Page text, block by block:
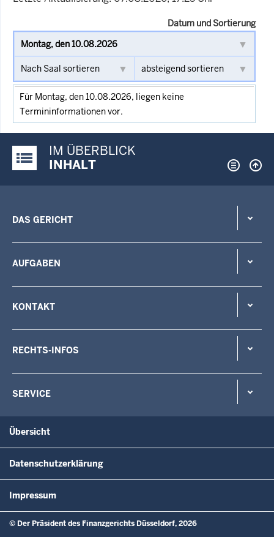
Datum und Sortierung
Für Montag, den 10.08.2026, liegen keine
Termininformationen vor.
Justiz-Portal im Überblick:
IM ÜBERBLICK
INHALT
DAS GERICHT
AUFGABEN
KONTAKT
RECHTS-INFOS
SERVICE
Übersicht
Datenschutzerklärung
Impressum
© Der Präsident des Finanzgerichts Düsseldorf, 2026